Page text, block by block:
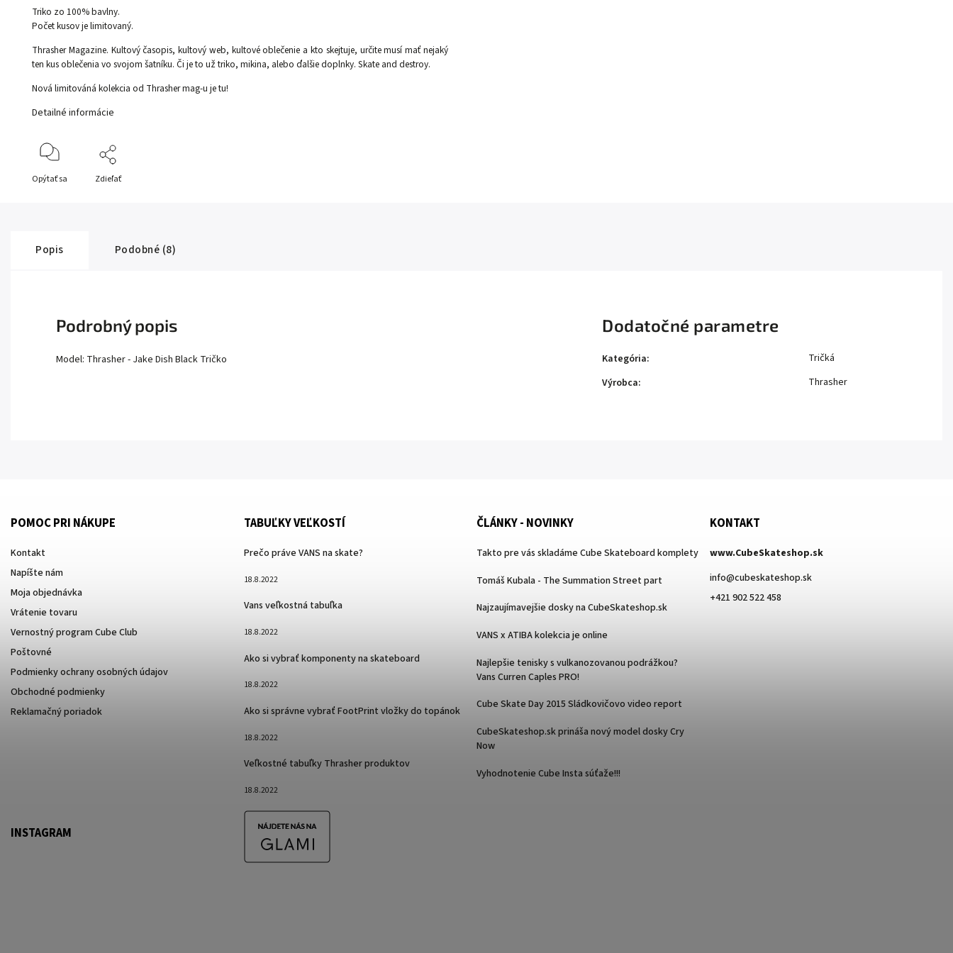
Triko zo 100% bavlny.
Počet kusov je limitovaný.
Thrasher Magazine. Kultový časopis, kultový web, kultové oblečenie a kto skejtuje, určite musí mať nejaký
ten kus oblečenia vo svojom šatníku. Či je to už triko, mikina, alebo ďalšie doplnky. Skate and destroy.
Nová limitováná kolekcia od Thrasher mag-u je tu!
Detailné informácie
Opýtať sa Zdieľať
Popis Podobné (8)
Podrobný popis
Model: Thrasher - Jake Dish Black Tričko
Dodatočné parametre
Kategória:
Tričká
Výrobca: Thrasher
POMOC PRI NÁKUPE
Kontakt
Napíšte nám
Moja objednávka
Vrátenie tovaru
Vernostný program Cube Club
Poštovné
Podmienky ochrany osobných údajov
Obchodné podmienky
Reklamačný poriadok
TABUĽKY VEĽKOSTÍ
Prečo práve VANS na skate?
18.8.2022
Vans veľkostná tabuľka
18.8.2022
Ako si vybrať komponenty na skateboard
18.8.2022
Ako si správne vybrať FootPrint vložky do topánok
18.8.2022
Veľkostné tabuľky Thrasher produktov
18.8.2022
ČLÁNKY - NOVINKY
Takto pre vás skladáme Cube Skateboard komplety
Tomáš Kubala - The Summation Street part
Najzaujímavejšie dosky na CubeSkateshop.sk
VANS x ATIBA kolekcia je online
Najlepšie tenisky s vulkanozovanou podrážkou?
Vans Curren Caples PRO!
Cube Skate Day 2015 Sládkovičovo video report
CubeSkateshop.sk prináša nový model dosky Cry
Now
Vyhodnotenie Cube Insta súťaže!!!
KONTAKT
www.CubeSkateshop.sk
info@cubeskateshop.sk
+421 902 522 458
INSTAGRAM